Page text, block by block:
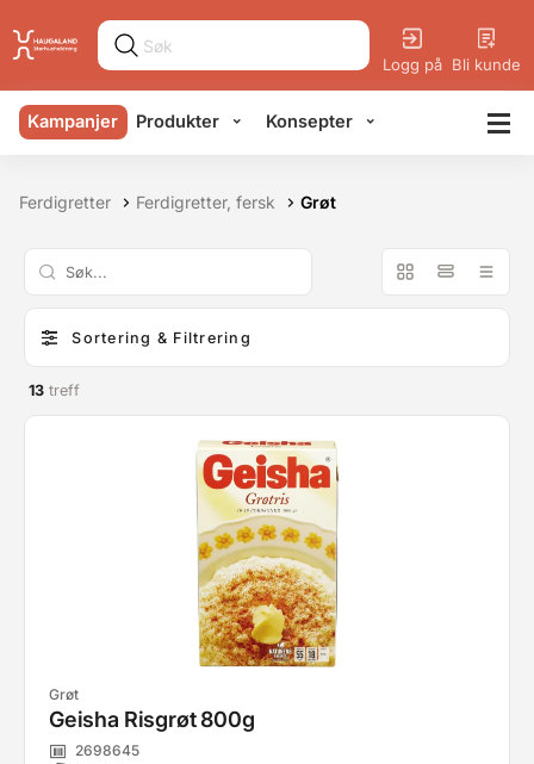
Logg på Bli kunde
Kampanjer Produkter Konsepter
Ferdigretter Ferdigretter, fersk Grøt
Sortering & Filtrering
13 treff
Grøt
Geisha Risgrøt 800g
2698645